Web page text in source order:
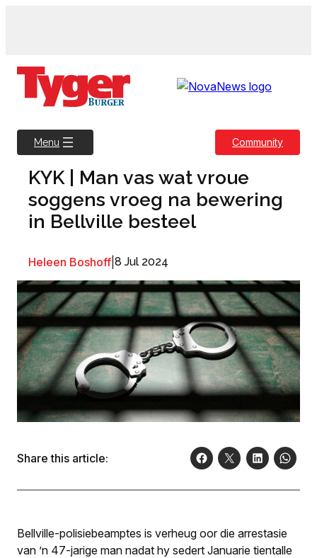
Menu Community
KYK | Man vas wat vroue
soggens vroeg na bewering
in Bellville besteel
Heleen Boshoff 8 Jul 2024
Share this article:
Bellville-polisiebeamptes is verheug oor die arrestasie
van ’n 47-jarige man nadat hy sedert Januarie tientalle